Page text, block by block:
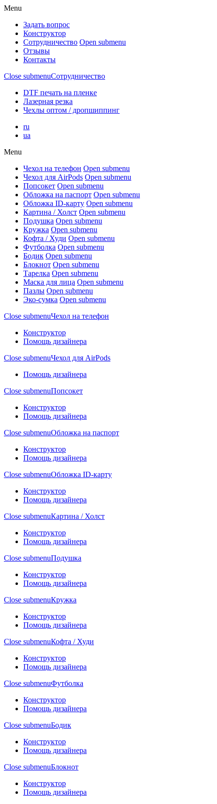
Menu
Задать вопрос
Конструктор
Сотрудничество Open submenu
Отзывы
Контакты
Close submenuСотрудничество
DTF печать на пленке
Лазерная резка
Чехлы оптом / дропшиппинг
ru
ua
Menu
Чехол на телефон Open submenu
Чехол для AirPods Open submenu
Попсокет Open submenu
Обложка на паспорт Open submenu
Обложка ID-карту Open submenu
Картина / Холст Open submenu
Подушка Open submenu
Кружка Open submenu
Кофта / Худи Open submenu
Футболка Open submenu
Бодик Open submenu
Блокнот Open submenu
Тарелка Open submenu
Маска для лица Open submenu
Пазлы Open submenu
Эко-сумка Open submenu
Close submenuЧехол на телефон
Конструктор
Помощь дизайнера
Close submenuЧехол для AirPods
Помощь дизайнера
Close submenuПопсокет
Конструктор
Помощь дизайнера
Close submenuОбложка на паспорт
Конструктор
Помощь дизайнера
Close submenuОбложка ID-карту
Конструктор
Помощь дизайнера
Close submenuКартина / Холст
Конструктор
Помощь дизайнера
Close submenuПодушка
Конструктор
Помощь дизайнера
Close submenuКружка
Конструктор
Помощь дизайнера
Close submenuКофта / Худи
Конструктор
Помощь дизайнера
Close submenuФутболка
Конструктор
Помощь дизайнера
Close submenuБодик
Конструктор
Помощь дизайнера
Close submenuБлокнот
Конструктор
Помощь дизайнера